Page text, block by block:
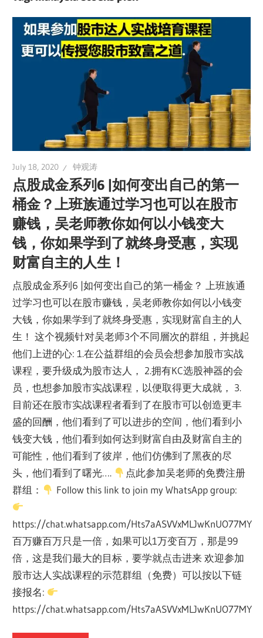
July 18, 2020 钟观涛
点股成金系列6 |如何变出自己的第一
桶金？上班族通过学习也可以在股市
赚钱，吴老师教你如何以小钱变大
钱，你如果学到了就终身受惠，实现
财富自主的人生！
点股成金系列6 |如何变出自己的第一桶金？ 上班族通
过学习也可以在股市赚钱，吴老师教你如何以小钱变
大钱，你如果学到了就终身受惠，实现财富自主的人
生！ 这个视频针对吴老师3个不同層次的群组，并挑起
他们上进的心: 1.在公益群组的会员会想参加股市实战
课程，要升级成为股市达人， 2.拥有KC选股神器的会
员，也想参加股市实战课程，以便取得更大成就， 3.
目前还在股市实战课程者看到了在股市可以创造更丰
盛的回酬，他们看到了可以进步的空间，他们看到小
钱变大钱，他们看到如何达到财富自由及财富自主的
可能性，他们看到了彼岸，他们仿佛到了黑夜的尽
头，他们看到了曙光….
点此参加吴老师的免费注册
群组：
Follow this link to join my WhatsApp group:
https://chat.whatsapp.com/Hts7aASVVxMLJwKnUO77MY
百万赚百万只是一倍，如果可以1万变百万，那是99
倍，这是我们最大的目标，要学就点击进来 欢迎参加
股市达人实战课程的示范群组（免费）可以按以下链
接报名:
https://chat.whatsapp.com/Hts7aASVVxMLJwKnUO77MY